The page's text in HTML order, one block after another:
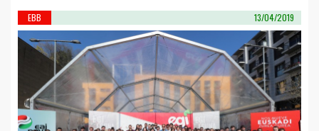
EBB 13/04/2019